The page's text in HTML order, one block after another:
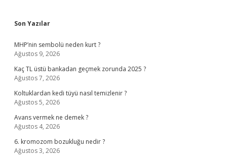
Sidebar
Son Yazılar
MHP’nin sembolü neden kurt ?
Ağustos 9, 2026
Kaç TL üstü bankadan geçmek zorunda 2025 ?
Ağustos 7, 2026
Koltuklardan kedi tüyü nasıl temizlenir ?
Ağustos 5, 2026
Avans vermek ne demek ?
Ağustos 4, 2026
6. kromozom bozukluğu nedir ?
Ağustos 3, 2026